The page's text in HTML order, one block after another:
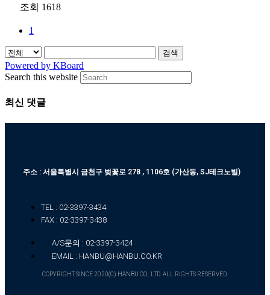
조회 1618
1
검색
Powered by KBoard
Search this website
최신 댓글
주소 : 서울특별시 금천구 벚꽃로 278 , 1106호 (가산동, SJ테크노빌)
TEL : 02-3397-3434
FAX : 02-3397-3438
A/S문의 : 02-3397-3424
EMAIL : HANBU@HANBU.CO.KR
COPYRIGHT SINCE 2020(C) HANBU CO,. LTD. ALL RIGHTS RESERVED.